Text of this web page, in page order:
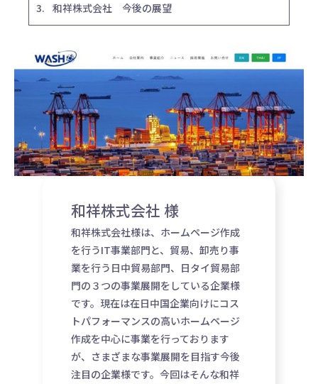
和祥株式会社 今後の展望
和祥株式会社 様
和祥株式会社様は、ホームページ作成
を行うIT事業部門と、貿易、卸売り事
業を行う日中貿易部門、日タイ貿易部
門の３つの事業展開をしている企業様
です。現在は在日中国企業向けにコス
トパフォーマンスの高いホームページ
作成を中心に事業を行っております
が、さまざまな事業展開を目指す今後
注目の企業様です。今回はそんな和祥